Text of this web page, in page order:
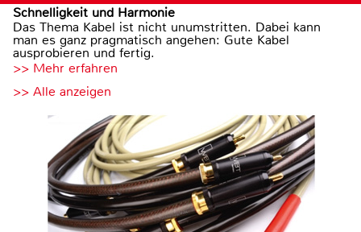
Schnelligkeit und Harmonie
Das Thema Kabel ist nicht unumstritten. Dabei kann
man es ganz pragmatisch angehen: Gute Kabel
ausprobieren und fertig.
>> Mehr erfahren
>> Alle anzeigen